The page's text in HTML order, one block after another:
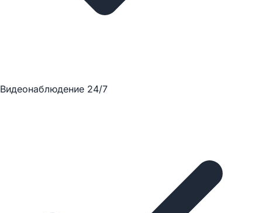
Видеонаблюдение 24/7